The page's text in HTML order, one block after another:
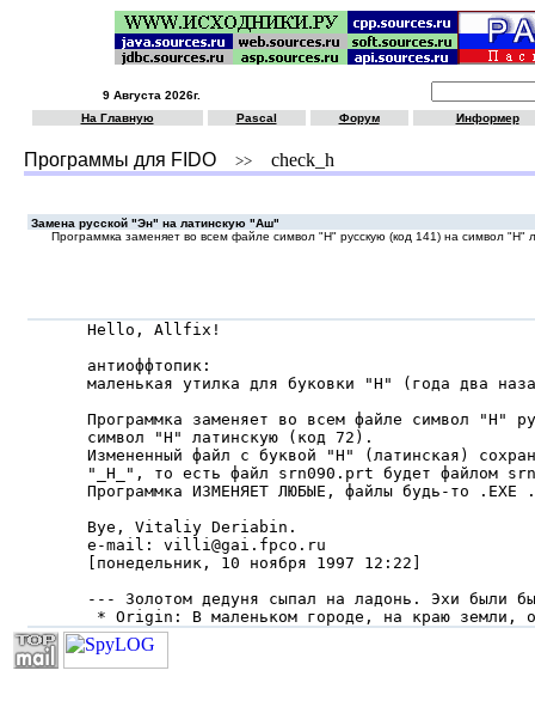
9 Августа 2026г.
На Главную
Pascal Форум Информер
Программы для FIDO >> check_h
Замена русской "Эн" на латинскую "Аш"
Программка заменяет во всем файле символ "H" русскую (код 141) на символ "H"
Hello, Allfix!
антиоффтопик:
маленькая yтилка для бyковки "H" (года два
Программка заменяет во всем файле символ "H"
символ "H" латинскую (код 72).
Измененный файл с буквой "H" (латинская)
"_H_", то есть файл srn090.prt будет файлом
Программка ИЗМЕHЯЕТ ЛЮБЫЕ, файлы будь-то
Bye, Vitaliy Deriabin.
e-mail: villi@gai.fpco.ru
[понедельник, 10 ноября 1997 12:22]
--- Золотом дедуня сыпал на ладонь. Эхи были
* Origin: В маленьком городе, на краю земли,